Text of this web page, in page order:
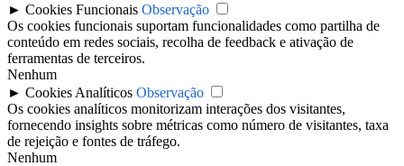
► Cookies Funcionais Observação
Os cookies funcionais suportam funcionalidades como partilha de
conteúdo em redes sociais, recolha de feedback e ativação de
ferramentas de terceiros.
Nenhum
► Cookies Analíticos Observação
Os cookies analíticos monitorizam interações dos visitantes,
fornecendo insights sobre métricas como número de visitantes, taxa
de rejeição e fontes de tráfego.
Nenhum